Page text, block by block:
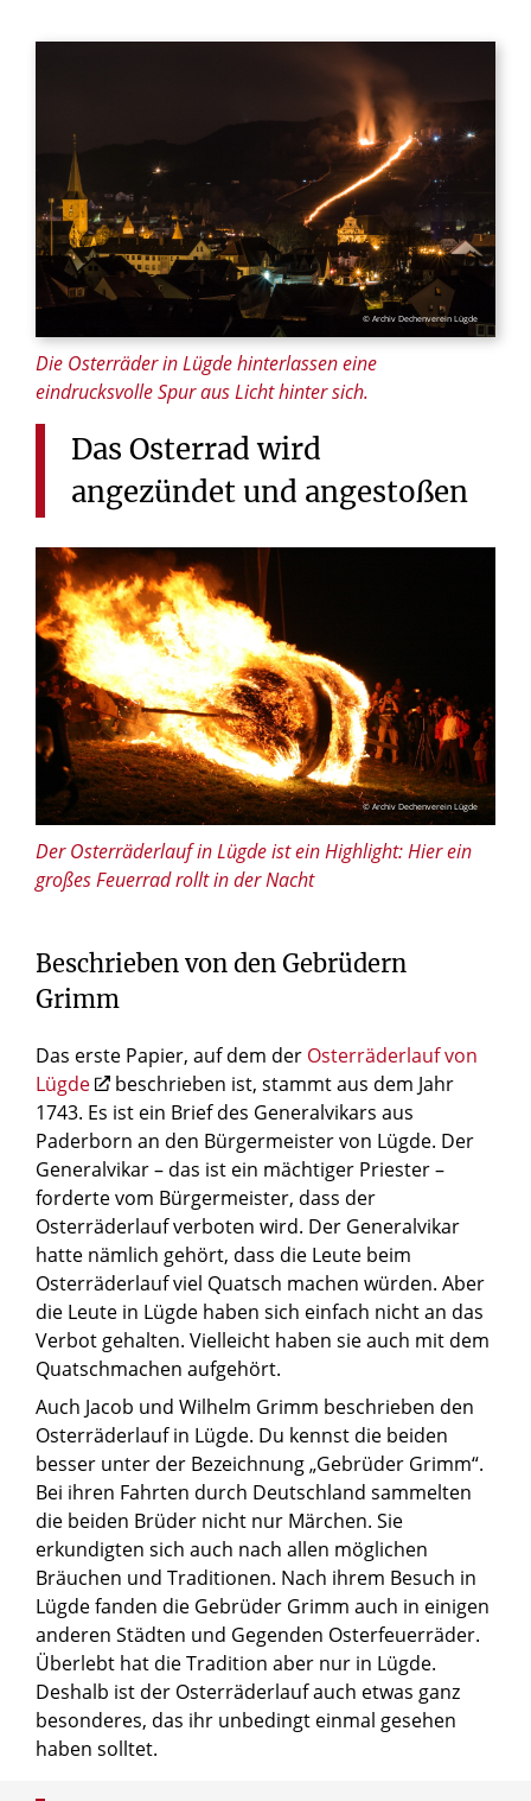
© Archiv Dechenverein Lügde
Die Osterräder in Lügde hinterlassen eine
eindrucksvolle Spur aus Licht hinter sich.
Das Osterrad wird
angezündet und angestoßen
© Archiv Dechenverein Lügde
Der Osterräderlauf in Lügde ist ein Highlight: Hier ein
großes Feuerrad rollt in der Nacht
Beschrieben von den Gebrüdern
Grimm
Das erste Papier, auf dem der Osterräderlauf von
Lügde
beschrieben ist, stammt aus dem Jahr
1743. Es ist ein Brief des Generalvikars aus
Paderborn an den Bürgermeister von Lügde. Der
Generalvikar – das ist ein mächtiger Priester –
forderte vom Bürgermeister, dass der
Osterräderlauf verboten wird. Der Generalvikar
hatte nämlich gehört, dass die Leute beim
Osterräderlauf viel Quatsch machen würden. Aber
die Leute in Lügde haben sich einfach nicht an das
Verbot gehalten. Vielleicht haben sie auch mit dem
Quatschmachen aufgehört.
Auch Jacob und Wilhelm Grimm beschrieben den
Osterräderlauf in Lügde. Du kennst die beiden
besser unter der Bezeichnung „Gebrüder Grimm“.
Bei ihren Fahrten durch Deutschland sammelten
die beiden Brüder nicht nur Märchen. Sie
erkundigten sich auch nach allen möglichen
Bräuchen und Traditionen. Nach ihrem Besuch in
Lügde fanden die Gebrüder Grimm auch in einigen
anderen Städten und Gegenden Osterfeuerräder.
Überlebt hat die Tradition aber nur in Lügde.
Deshalb ist der Osterräderlauf auch etwas ganz
besonderes, das ihr unbedingt einmal gesehen
haben solltet.